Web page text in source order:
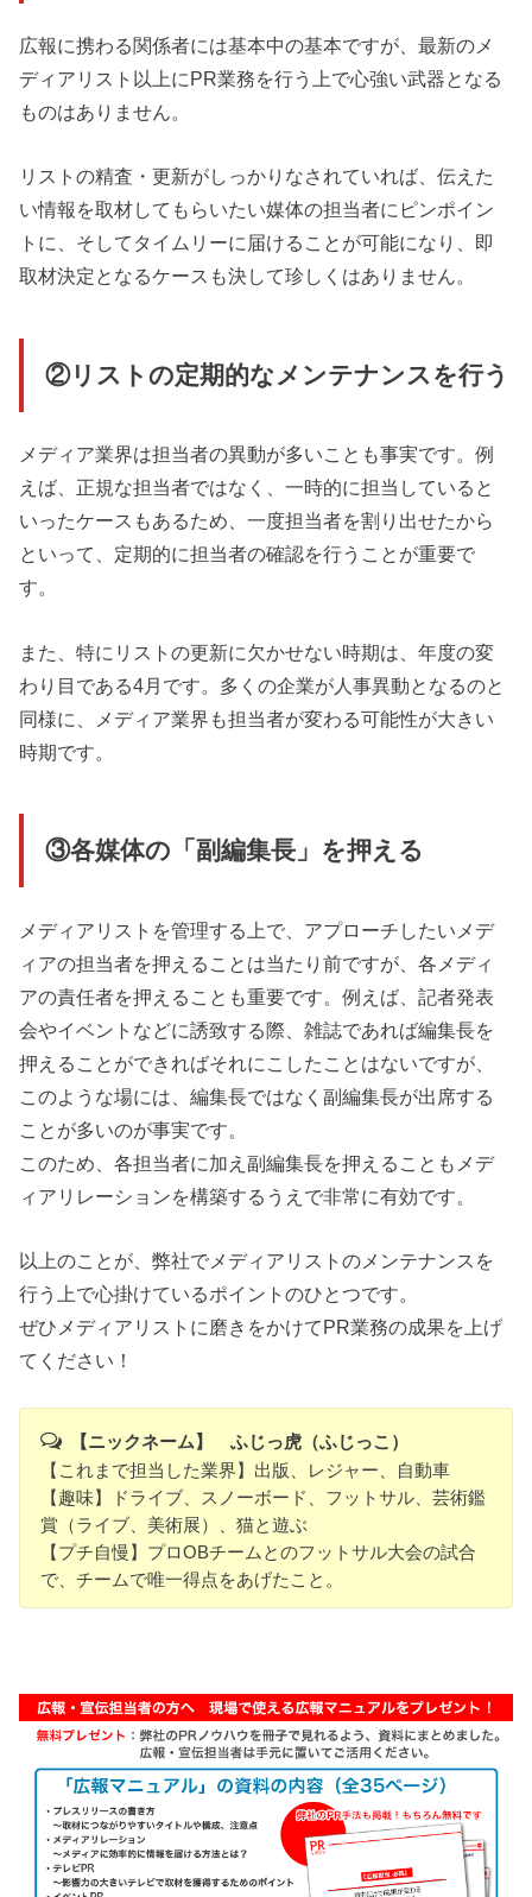
広報に携わる関係者には基本中の基本ですが、最新のメ
ディアリスト以上にPR業務を行う上で心強い武器となる
ものはありません。
リストの精査・更新がしっかりなされていれば、伝えた
い情報を取材してもらいたい媒体の担当者にピンポイン
トに、そしてタイムリーに届けることが可能になり、即
取材決定となるケースも決して珍しくはありません。
②リストの定期的なメンテナンスを行う
メディア業界は担当者の異動が多いことも事実です。例
えば、正規な担当者ではなく、一時的に担当していると
いったケースもあるため、一度担当者を割り出せたから
といって、定期的に担当者の確認を行うことが重要で
す。
また、特にリストの更新に欠かせない時期は、年度の変
わり目である4月です。多くの企業が人事異動となるのと
同様に、メディア業界も担当者が変わる可能性が大きい
時期です。
③各媒体の「副編集長」を押える
メディアリストを管理する上で、アプローチしたいメデ
ィアの担当者を押えることは当たり前ですが、各メディ
アの責任者を押えることも重要です。例えば、記者発表
会やイベントなどに誘致する際、雑誌であれば編集長を
押えることができればそれにこしたことはないですが、
このような場には、編集長ではなく副編集長が出席する
ことが多いのが事実です。
このため、各担当者に加え副編集長を押えることもメデ
ィアリレーションを構築するうえで非常に有効です。
以上のことが、弊社でメディアリストのメンテナンスを
行う上で心掛けているポイントのひとつです。
ぜひメディアリストに磨きをかけてPR業務の成果を上げ
てください！
【ニックネーム】 ふじっ虎（ふじっこ）
【これまで担当した業界】出版、レジャー、自動車
【趣味】ドライブ、スノーボード、フットサル、芸術鑑
賞（ライブ、美術展）、猫と遊ぶ
【プチ自慢】プロOBチームとのフットサル大会の試合
で、チームで唯一得点をあげたこと。